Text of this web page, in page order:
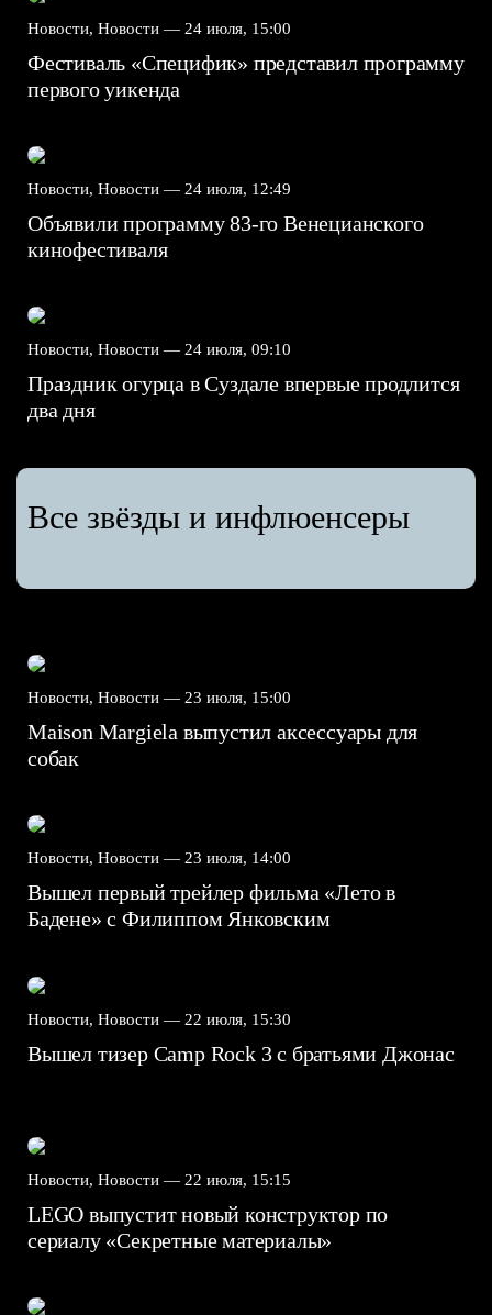
Новости, Новости — 24 июля, 15:00
Фестиваль «Специфик» представил программу
первого уикенда
Новости, Новости — 24 июля, 12:49
Объявили программу 83-го Венецианского
кинофестиваля
Новости, Новости — 24 июля, 09:10
Праздник огурца в Суздале впервые продлится
два дня
Все звёзды и инфлюенсеры
Новости, Новости — 23 июля, 15:00
Maison Margiela выпустил аксессуары для
собак
Новости, Новости — 23 июля, 14:00
Вышел первый трейлер фильма «Лето в
Бадене» с Филиппом Янковским
Новости, Новости — 22 июля, 15:30
Вышел тизер Camp Rock 3 с братьями Джонас
Новости, Новости — 22 июля, 15:15
LEGO выпустит новый конструктор по
сериалу «Секретные материалы»